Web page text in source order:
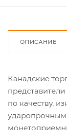
ОПИСАНИЕ
Канадские
по качеству,